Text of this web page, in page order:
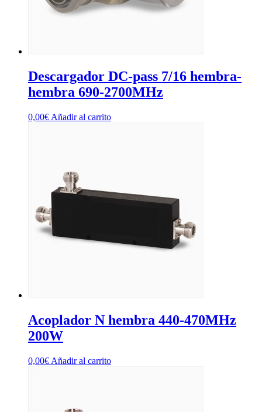
Descargador DC-pass 7/16 hembra-
hembra 690-2700MHz
0,00€ Añadir al carrito
Acoplador N hembra 440-470MHz
200W
0,00€ Añadir al carrito